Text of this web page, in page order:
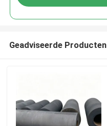
Geadviseerde Producten